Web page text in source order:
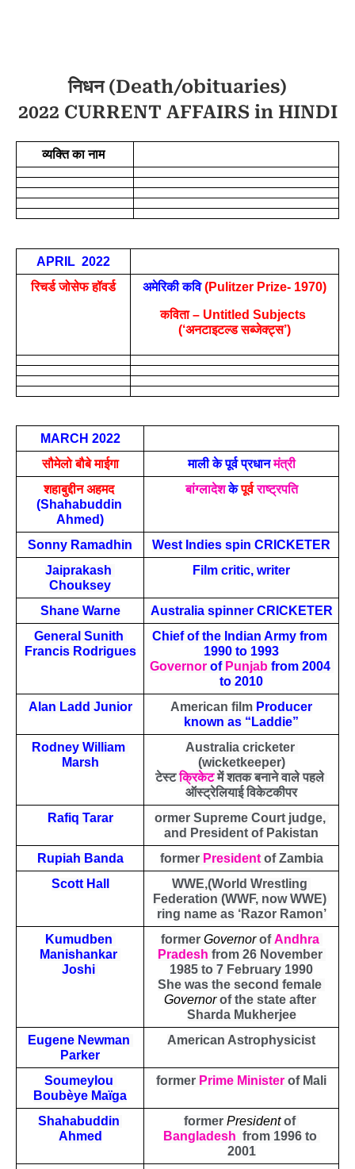
निधन (Death/obituaries)
2022 CURRENT AFFAIRS in HINDI
व्यक्ति का नाम
APRIL  2022
रिचर्ड जोसेफ हॉवर्ड
अमेरिकी कवि (Pulitzer Prize- 1970)
कविता – Untitled Subjects
(‘अनटाइटल्ड सब्जेक्ट्स’)
MARCH 2022
सौमेलो बौबे माईगा
माली के पूर्व प्रधान मंत्री
शहाबुद्दीन अहमद
(Shahabuddin
Ahmed)
बांग्लादेश के पूर्व राष्ट्रपति
Sonny Ramadhin
West Indies spin CRICKETER
Jaiprakash
Chouksey
Film critic, writer
Shane Warne
Australia spinner CRICKETER
General Sunith
Francis Rodrigues
Chief of the Indian Army from
1990 to 1993
Governor of Punjab from 2004
to 2010
Alan Ladd Junior
American film Producer
known as “Laddie”
Rodney William
Marsh
Australia cricketer
(wicketkeeper)
टेस्ट क्रिकेट में शतक बनाने वाले पहले
ऑस्ट्रेलियाई विकेटकीपर
Rafiq Tarar
ormer Supreme Court judge,
and President of Pakistan
Rupiah Banda
former President of Zambia
Scott Hall
WWE,(World Wrestling
Federation (WWF, now WWE)
ring name as ‘Razor Ramon’
Kumudben
Manishankar
Joshi
former Governor of Andhra
Pradesh from 26 November
1985 to 7 February 1990
Governor of the state after
Sharda Mukherjee
Eugene Newman
Parker
American Astrophysicist
Soumeylou
Boubèye Maïga
former Prime Minister of Mali
Shahabuddin
Ahmed
former President
of
Bangladesh from 1996 to
2001